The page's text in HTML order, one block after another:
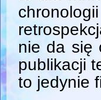
nie da się
publikacji
to jedynie